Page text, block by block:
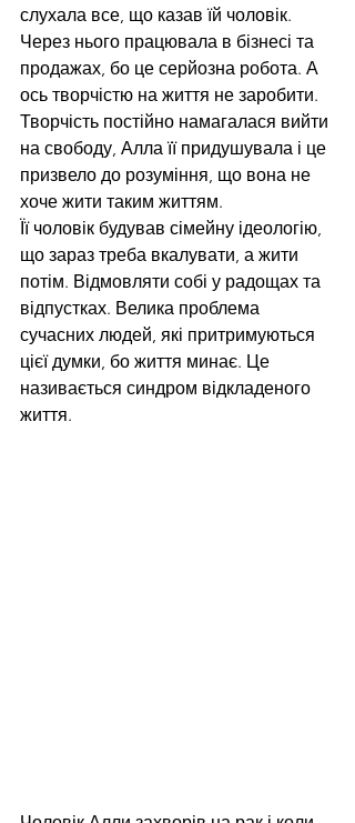
слухала все, що казав їй чоловік.
Через нього працювала в бізнесі та
продажах, бо це серйозна робота. А
ось творчістю на життя не заробити.
Творчість постійно намагалася вийти
на свободу, Алла її придушувала і це
призвело до розуміння, що вона не
хоче жити таким життям.
Її чоловік будував сімейну ідеологію,
що зараз треба вкалувати, а жити
потім. Відмовляти собі у радощах та
відпустках. Велика проблема
сучасних людей, які притримуються
цієї думки, бо життя минає. Це
називається синдром відкладеного
життя.